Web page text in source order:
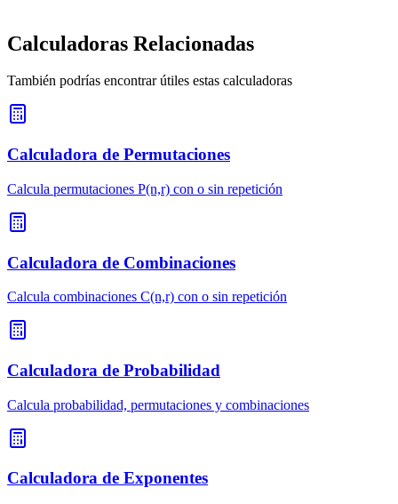
Calculadoras Relacionadas
También podrías encontrar útiles estas calculadoras
Calculadora de Permutaciones
Calcula permutaciones P(n,r) con o sin repetición
Calculadora de Combinaciones
Calcula combinaciones C(n,r) con o sin repetición
Calculadora de Probabilidad
Calcula probabilidad, permutaciones y combinaciones
Calculadora de Exponentes